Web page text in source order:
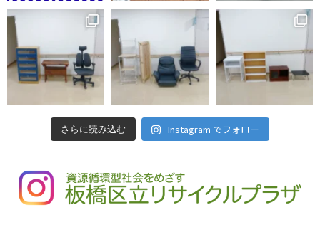
さらに読み込む Instagram でフォロー